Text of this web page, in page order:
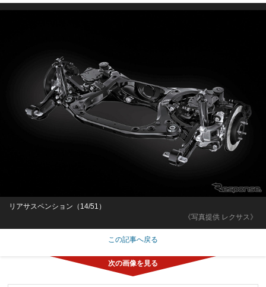
《写真提供 レクサス》
リアサスペンション（14/51）
この記事へ戻る